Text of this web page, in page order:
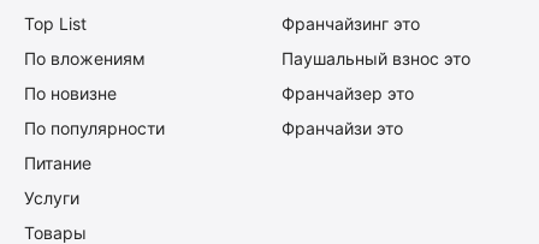
Top List
По вложениям
По новизне
По популярности
Питание
Услуги
Товары
Франчайзинг это
Паушальный взнос это
Франчайзер это
Франчайзи это